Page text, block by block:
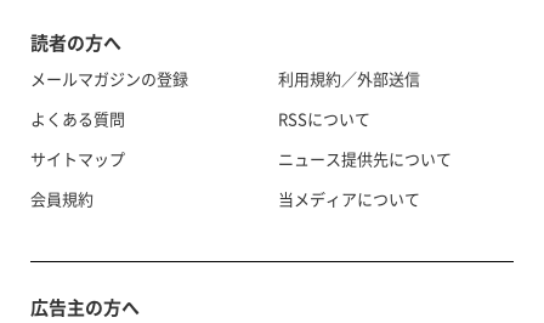
読者の方へ
メールマガジンの登録
よくある質問
サイトマップ
会員規約
利用規約／外部送信
RSSについて
ニュース提供先について
当メディアについて
広告主の方へ